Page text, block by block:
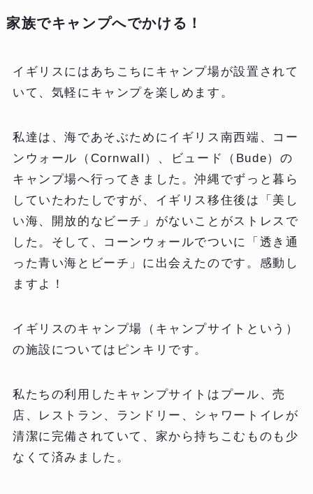
家族でキャンプへでかける！
イギリスにはあちこちにキャンプ場が設置されて
いて、気軽にキャンプを楽しめます。
私達は、海であそぶためにイギリス南西端、コー
ンウォール（Cornwall）、ビュード（Bude）の
キャンプ場へ行ってきました。沖縄でずっと暮ら
していたわたしですが、イギリス移住後は「美し
い海、開放的なビーチ」がないことがストレスで
した。そして、コーンウォールでついに「透き通
った青い海とビーチ」に出会えたのです。感動し
ますよ！
イギリスのキャンプ場（キャンプサイトという）
の施設についてはピンキリです。
私たちの利用したキャンプサイトはプール、売
店、レストラン、ランドリー、シャワートイレが
清潔に完備されていて、家から持ちこむものも少
なくて済みました。